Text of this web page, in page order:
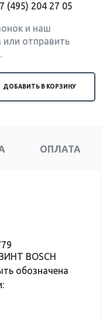
(495) 204 27 05
и наш
отправить
ДОБАВИТЬ В КОРЗИНУ
ОПЛАТА
BOSCH
обозначена